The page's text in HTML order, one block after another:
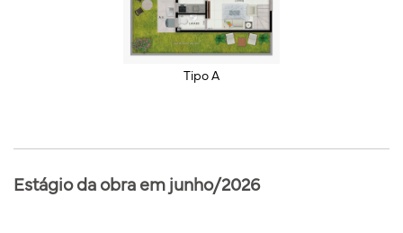
Tipo A
Estágio da obra em junho/2026